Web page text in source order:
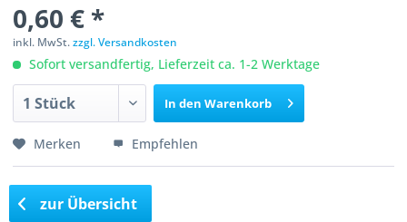
0,60 € *
inkl. MwSt.zzgl. Versandkosten
Sofort versandfertig, Lieferzeit ca. 1-2 Werktage
In den Warenkorb
Merken Empfehlen
zur Übersicht